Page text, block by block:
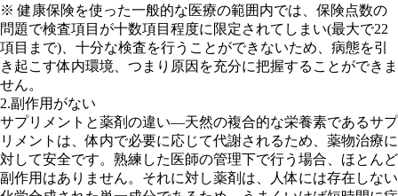
※ 健康保険を使った一般的な医療の範囲内では、保険点数の
問題で検査項目が十数項目程度に限定されてしまい(最大で22
項目まで)、十分な検査を行うことができないため、病態を引
き起こす体内環境、つまり原因を充分に把握することができま
せん。
2.副作用がない
サプリメントと薬剤の違い―天然の複合的な栄養素であるサプ
リメントは、体内で必要に応じて代謝されるため、薬物治療に
対して安全です。熟練した医師の管理下で行う場合、ほとんど
副作用はありません。それに対し薬剤は、人体には存在しない